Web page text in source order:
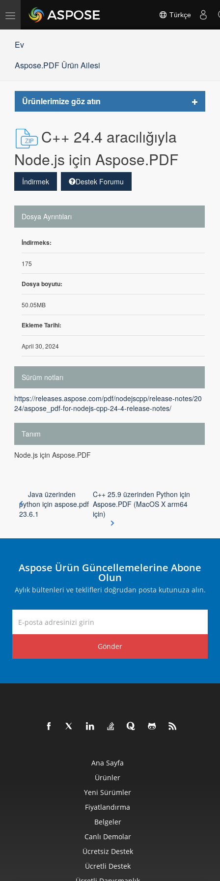
Gezinmeyi
Türkçe
Ev
Aspose.PDF Ürün Ailesi
Ürünlerimize göz atın
Toggle
C++ 24.4 aracılığıyla
Node.js için Aspose.PDF
İndirmek Destek Forumu
Dosya Ayrıntıları
İndirmeks:
175
Dosya boyutu:
50.05MB
Ekleme Tarihi:
April 30, 2024
Sürüm notları
https://releases.aspose.com/pdf/nodejscpp/release-notes/20
24/aspose_pdf-for-nodejs-cpp-24-4-release-notes/
Tanım
Node.js için Aspose.PDF
Java üzerinden
python için aspose.pdf
23.6.1
C++ 25.9 üzerinden Python için
Aspose.PDF (MacOS X arm64
için)
Aspose Ürün Güncellemelerine Abone
Olun
Aylık bültenleri ve teklifleri doğrudan posta kutunuza alın.
Gönder
Ana Sayfa
Ürünler
Yeni Sürümler
Fiyatlandırma
Belgeler
Canlı Demolar
Ücretsiz Destek
Ücretli Destek